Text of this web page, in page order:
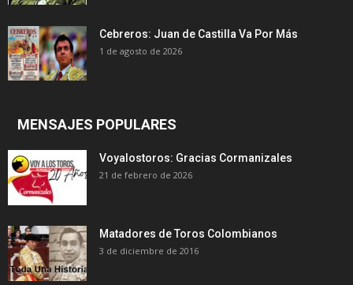
Cebreros: Juan de Castilla Va Por Más
1 de agosto de 2026
MENSAJES POPULARES
Voyalostoros: Gracias Cormanizales
21 de febrero de 2026
Matadores de Toros Colombianos
3 de diciembre de 2016